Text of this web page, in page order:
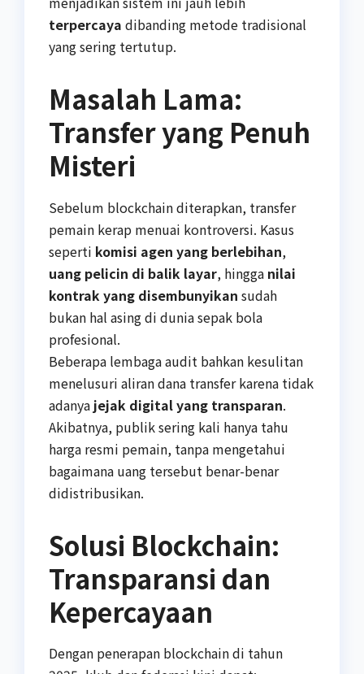
terpercaya dibanding metode tradisional
yang sering tertutup.
Masalah Lama:
Transfer yang Penuh
Misteri
Sebelum blockchain diterapkan, transfer
pemain kerap menuai kontroversi. Kasus
seperti komisi agen yang berlebihan,
uang pelicin di balik layar, hingga nilai
kontrak yang disembunyikan sudah
bukan hal asing di dunia sepak bola
profesional.
Beberapa lembaga audit bahkan kesulitan
menelusuri aliran dana transfer karena tidak
adanya jejak digital yang transparan.
Akibatnya, publik sering kali hanya tahu
harga resmi pemain, tanpa mengetahui
bagaimana uang tersebut benar-benar
didistribusikan.
Solusi Blockchain:
Transparansi dan
Kepercayaan
Dengan penerapan blockchain di tahun